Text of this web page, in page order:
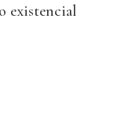
existencial